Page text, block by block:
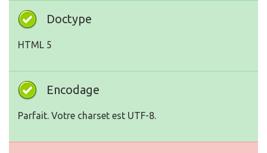
Doctype
HTML 5
Encodage
Parfait. Votre charset est UTF-8.